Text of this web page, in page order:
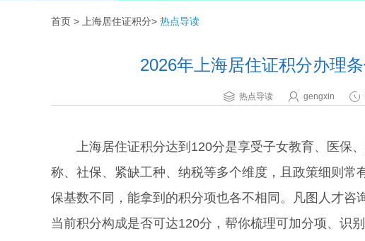
首页 > 上海居住证积分> 热点导读
2026年上海居住证积分办理
热点导读 gengxin
上海居住证积分达到120分是享受子女教育、医保、
称、社保、紧缺工种、纳税等多个维度，且政策细则
保基数不同，能拿到的积分项也各不相同。凡图人才
当前积分构成是否可达120分，帮你梳理可加分项、识